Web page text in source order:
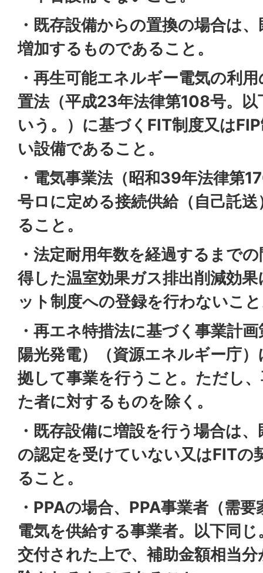
・既存設備からの置換の場合は
増加するものであること。
・再生可能エネルギー電気の利
置法（平成23年法律第108号。
いう。）に基づくFIT制度又は
い設備であること。
・電気事業法（昭和39年法律第
号ロに定める接続供給（自己託
ること。
・法定耐用年数を経過するまで
得した温室効果ガス排出削減効
ット制度への登録を行わないこ
・再エネ特措法に基づく事業計
陽光発電）（資源エネルギー庁
拠して事業を行うこと。ただし
た者に対するものを除く。
・既存設備に増設を行う場合は
の認定を受けていない又はFITの
ること。
・PPAの場合、PPA事業者（需
電気を供給する事業者。以下同
交付された上で、補助金額相当